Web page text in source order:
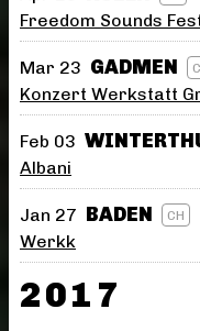
Freedom Sounds
Mar 23 GADMEN
Konzert Werkstatt
Feb 03
Albani
Jan 27 CH
BADEN
Werkk
2017